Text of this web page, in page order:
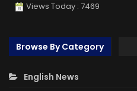
Views Today : 7469
Browse By Category
English News